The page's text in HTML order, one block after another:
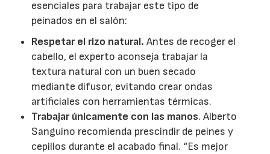
esenciales para trabajar este tipo de
peinados en el salón:
Respetar el rizo natural. Antes de recoger el
cabello, el experto aconseja trabajar la
textura natural con un buen secado
mediante difusor, evitando crear ondas
artificiales con herramientas térmicas.
Trabajar únicamente con las manos. Alberto
Sanguino recomienda prescindir de peines y
cepillos durante el acabado final. “Es mejor